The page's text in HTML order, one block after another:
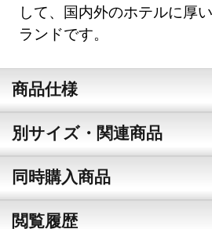
して、国内外のホテルに厚
ランドです。
商品仕様
別サイズ・関連商品
同時購入商品
閲覧履歴